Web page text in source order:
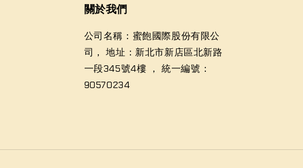
關於我們
公司名稱：蜜飽國際股份有限公
司， 地址：新北市新店區北新路
一段345號4樓 ， 統一編號：
90570234